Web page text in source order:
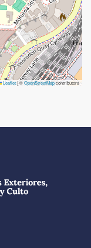
Leaflet|©OpenStreetMapcontributors